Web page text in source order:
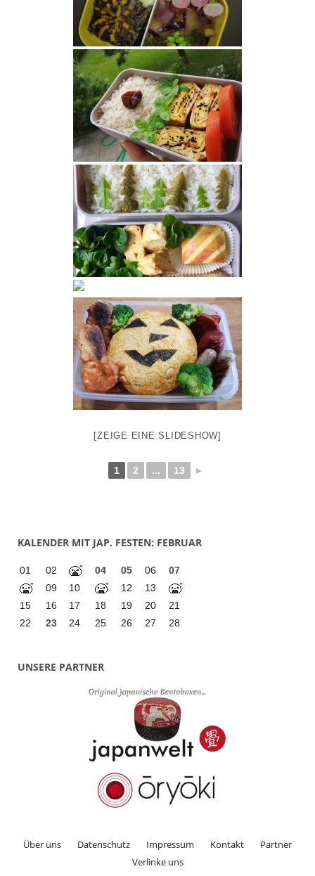
[ZEIGE EINE SLIDESHOW]
1 2 ... 13 ►
KALENDER MIT JAP. FESTEN: FEBRUAR
01 02 04 05 06
07
09
10 12
13
15
16 17 18 19 20
21
22
23 24 25 26 27 28
UNSERE PARTNER
Über uns Datenschutz Impressum Kontakt
Partner
Verlinke uns